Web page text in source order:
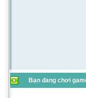
Bạn đang chơi